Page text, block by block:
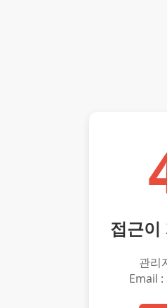
접근이
관리
Email